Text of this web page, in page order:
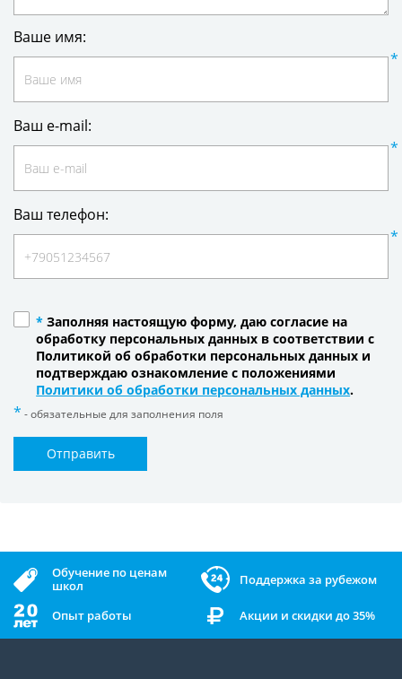
Ваше имя:
Ваш e-mail:
Ваш телефон:
* Заполняя настоящую форму, даю согласие на
обработку персональных данных в соответствии с
Политикой об обработки персональных данных и
подтверждаю ознакомление с положениями
Политики об обработки персональных данных.
- обязательные для заполнения поля
Отправить
Обучение по ценам
школ
Поддержка за рубежом
Опыт работы Акции и скидки до 35%